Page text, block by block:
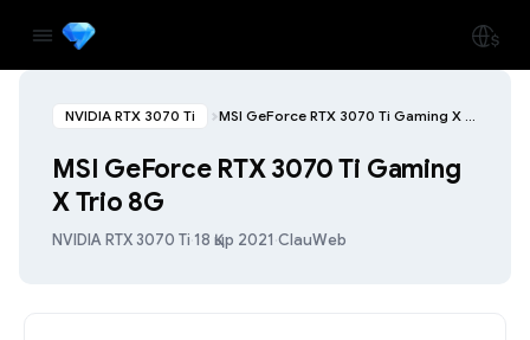
NVIDIA RTX 3070 Ti MSI GeForce RTX 3070 Ti Gaming X Trio 8G
MSI GeForce RTX 3070 Ti Gaming
X Trio 8G
NVIDIA RTX 3070 Ti·18 Қыр 2021·ClauWeb